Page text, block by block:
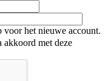
het nieuwe account.
akkoord met deze